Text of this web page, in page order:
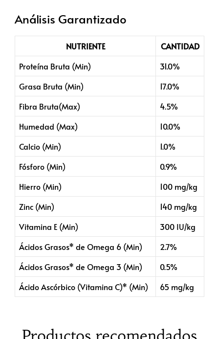
Análisis Garantizado
NUTRIENTE
CANTIDAD
Proteína Bruta (Min)
31.0%
Grasa Bruta (Min)
17.0%
Fibra Bruta(Max)
4.5%
Humedad (Max)
10.0%
Calcio (Min)
1.0%
Fósforo (Min)
0.9%
Hierro (Min)
100 mg/kg
Zinc (Min)
140 mg/kg
Vitamina E (Min)
300 IU/kg
Ácidos Grasos* de Omega 6 (Min)
2.7%
Ácidos Grasos* de Omega 3 (Min)
0.5%
Ácido Ascórbico (Vitamina C)* (Min)
65 mg/kg